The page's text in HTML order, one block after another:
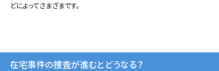
どによってさまざまです。
在宅事件の捜査が進むとどうなる？